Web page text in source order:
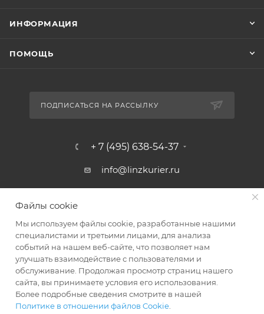
ИНФОРМАЦИЯ
ПОМОЩЬ
ПОДПИСАТЬСЯ НА РАССЫЛКУ
+ 7 (495) 638-54-37
info@linzkurier.ru
Файлы cookie
Мы используем файлы cookie, разработанные нашими
специалистами и третьими лицами, для анализа
событий на нашем веб-сайте, что позволяет нам
улучшать взаимодействие с пользователями и
обслуживание. Продолжая просмотр страниц нашего
сайта, вы принимаете условия его использования.
Более подробные сведения смотрите в нашей
Политике в отношении файлов Cookie